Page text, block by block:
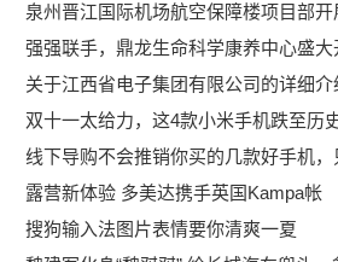
泉州晋江国际机场航空保障楼项目部开
强强联手，鼎龙生命科学康养中心盛大
关于江西省电子集团有限公司的详细介
双十一太给力，这4款小米手机跌至历
线下导购不会推销你买的几款好手机，
露营新体验 多美达携手英国Kampa帐
搜狗输入法图片表情要你清爽一夏